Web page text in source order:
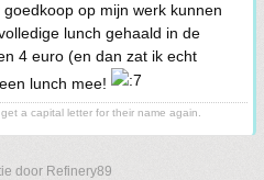
op mijn werk kunnen
lunch gehaald in de
4 euro (en dan zat ik echt
lunch mee!
a capital letter for their name again.
door Refinery89